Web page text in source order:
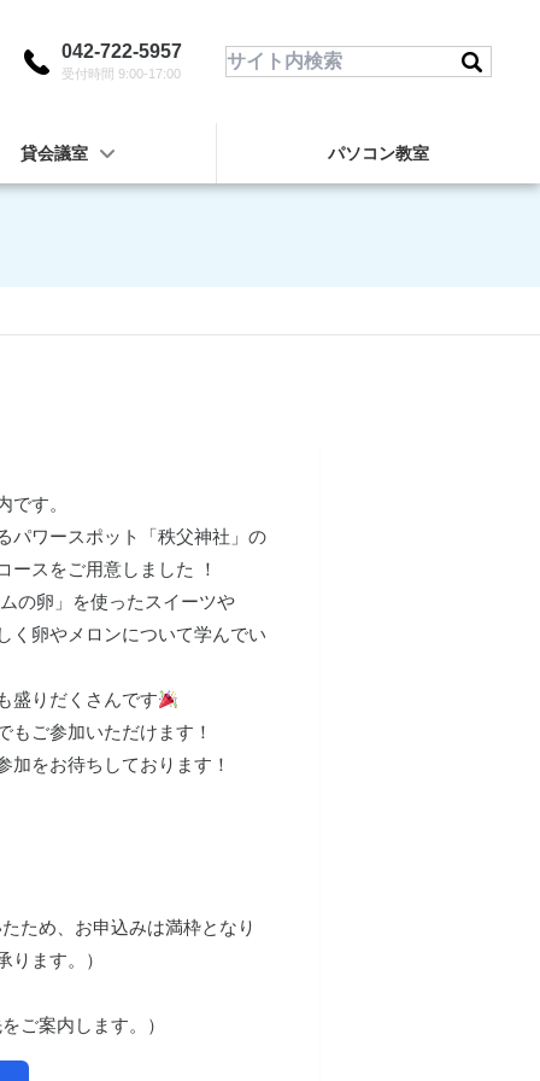
042-722-5957
受付時間 9:00-17:00
貸会議室 パソコン教室
です。
パワースポット「秩父神社」の
ースをご用意しました ！
の卵」を使ったスイーツや
く卵やメロンについて学んでい
盛りだくさんです
もご参加いただけます！
加をお待ちしております！
め、お申込みは満枠となり
ります。）
ご案内します。）